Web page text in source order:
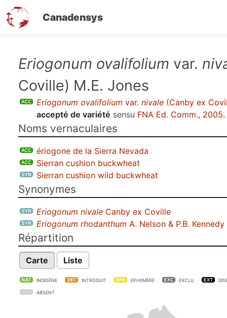
Canadensys
contenu
Eriogonum ovalifolium var.
Coville) M.E. Jones
Eriogonum ovalifolium var. nivale (Canby ex
accepté de variété sensu FNA Ed. Comm., 2005.
Noms vernaculaires
ériogone de la Sierra Nevada
Sierran cushion buckwheat
Sierran cushion wild buckwheat
Synonymes
Eriogonum nivale Canby ex Coville
Eriogonum rhodanthum A. Nelson & P.B. Kennedy
Répartition
Carte Liste
INDIGÈNE INTRODUIT EPHEMÈRE EXCLU
ABSENT